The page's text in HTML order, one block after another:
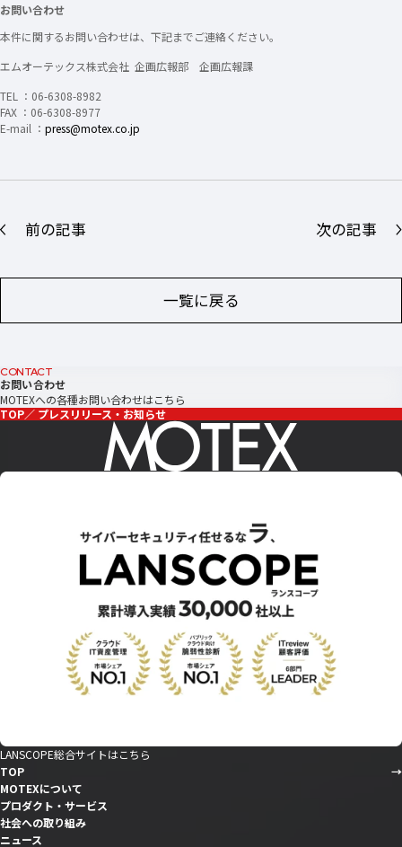
お問い合わせ
本件に関するお問い合わせは、下記までご連絡ください。
エムオーテックス株式会社 企画広報部 企画広報課
TEL ：06-6308-8982
FAX ：06-6308-8977
E-mail ： press@motex.co.jp
前の記事
一覧に戻る
次の記事
CONTACT
お問い合わせ
MOTEXへの各種お問い合わせはこちら
TOP
プレスリリース・お知らせ
LANSCOPE総合サイトはこちら
TOP
MOTEXについて
プロダクト・サービス
社会への取り組み
ニュース